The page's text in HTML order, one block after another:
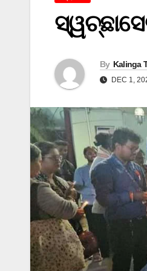
By Kalinga
DEC 1,